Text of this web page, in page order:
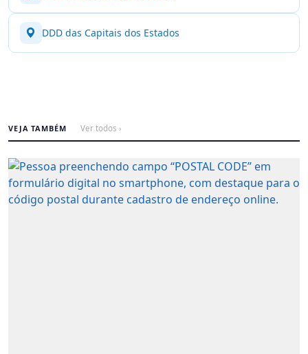
DDD das Capitais dos Estados
VEJA TAMBÉM Ver todos ›